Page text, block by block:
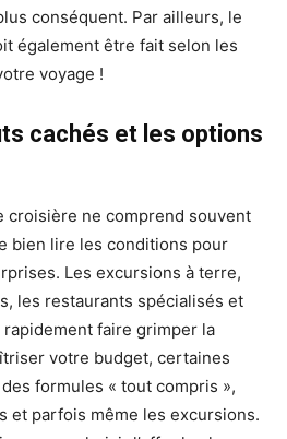
conséquent. Par ailleurs, le
également être fait selon les
voyage !
cachés et les options
croisière ne comprend souvent
bien lire les conditions pour
Les excursions à terre,
les restaurants spécialisés et
faire grimper la
votre budget, certaines
formules « tout compris »,
et parfois même les excursions.